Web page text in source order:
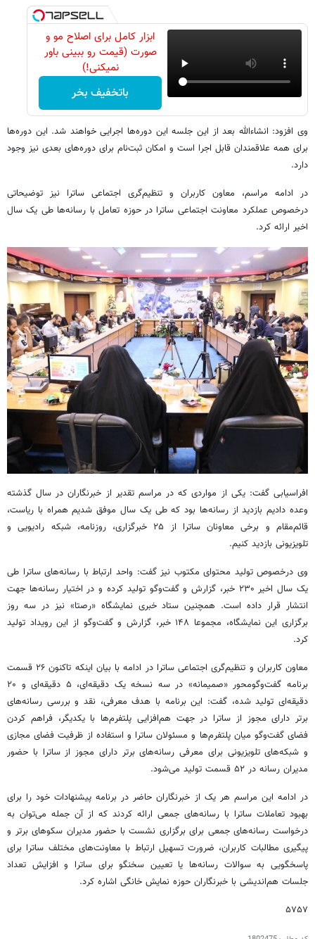
ابزار کامل برای اصلاح مو و
صورت (قیمت رو ببینی باور
نمیکنی!)
باتخفیف بخر
وی افزود: انشاءالله بعد از این جلسه این دوره‌ها اجرایی خواهند شد. این دوره‌ها
برای همه علاقمندان قابل اجرا است و امکان ثبت‌نام برای دوره‌های بعدی نیز وجود
دارد.
در ادامه مراسم، معاون کاربران و تنظیم‌گری اجتماعی ساترا نیز توضیحاتی
درخصوص عملکرد معاونت اجتماعی ساترا در حوزه تعامل با رسانه‌ها طی یک سال
اخیر ارائه کرد.
افراسیابی گفت: یکی از مواردی که در مراسم تقدیر از خبرنگاران در سال گذشته
وعده دادیم بازدید از رسانه‌ها بود که طی یک سال موفق شدیم همراه با ریاست،
قائم‌مقام و برخی معاونان ساترا از ۲۵ خبرگزاری، روزنامه، شبکه رادیویی و
تلویزیونی بازدید کنیم.
وی درخصوص تولید محتوای مکتوب نیز گفت: واحد ارتباط با رسانه‌های ساترا طی
یک سال اخیر ۲۳۰ خبر، گزارش و گفت‌وگو تولید کرده و در اختیار رسانه‌ها جهت
انتشار قرار داده است. همچنین ستاد خبری نمایشگاه «رصتا» نیز در سه روز
برگزاری این نمایشگاه، مجموعا ۱۴۸ خبر، گزارش و گفت‌وگو از این رویداد تولید
کرد.
معاون کاربران و تنظیم‌گری اجتماعی ساترا در ادامه با بیان اینکه تاکنون ۲۶ قسمت
برنامه گفت‌وگومحور «صمیمانه» در سه نسخه یک دقیقه‌ای، ۵ دقیقه‌ای و ۲۰
دقیقه‌ای تولید شده، گفت: این برنامه با هدف معرفی، نقد و بررسی رسانه‌های
برتر دارای مجوز از ساترا در جهت هم‌افزایی پلتفرم‌ها با یکدیگر، فراهم کردن
فضای گفت‌وگو میان پلتفرم‌ها و مسئولان ساترا و استفاده از ظرفیت فضای مجازی
و شبکه‌های تلویزیونی برای معرفی رسانه‌های برتر دارای مجوز از ساترا با حضور
مدیران رسانه در ۵۲ قسمت تولید می‌شود.
در ادامه این مراسم هر یک از خبرنگاران حاضر در برنامه پیشنهادات خود را برای
بهبود تعاملات ساترا با رسانه‌های جمعی ارائه کردند که از آن جمله می‌توان به
درخواست رسانه‌های جمعی برای برگزاری نشست با حضور مدیران سکوهای برتر و
پیگیری مطالبات کاربران، ضرورت تسهیل ارتباط با معاونت‌های مختلف ساترا برای
پاسخگویی به سوالات رسانه‌ها یا تعیین سخنگو برای ساترا و افزایش تعداد
جلسات هم‌اندیشی با خبرنگاران حوزه نمایش خانگی اشاره کرد.
۵۷۵۷